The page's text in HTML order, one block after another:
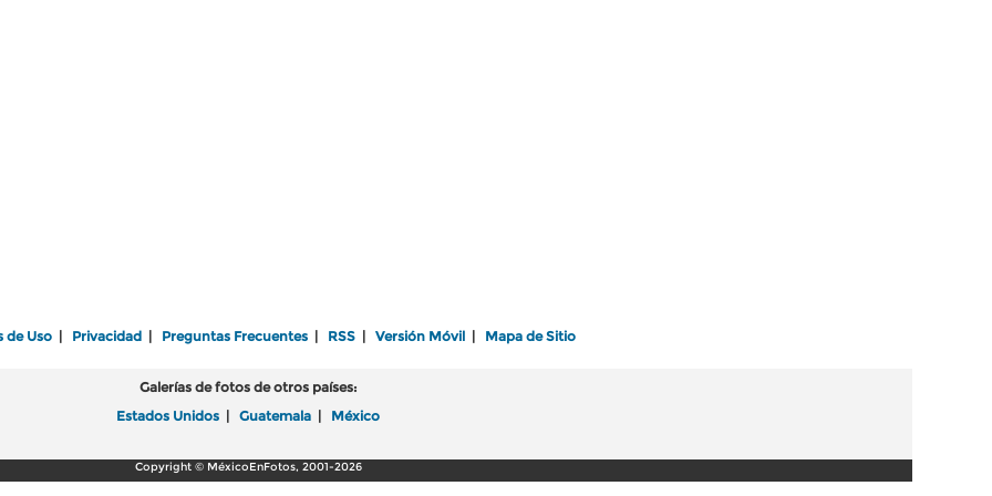
de Uso Privacidad Preguntas Frecuentes RSS Versión Móvil Mapa de Sitio
Galerías de fotos de otros países:
Estados Unidos
Guatemala México
Copyright © MéxicoEnFotos, 2001-2026